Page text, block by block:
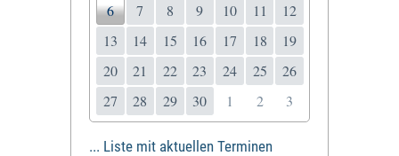
6
7 8 9 10 11
12
13
14 15 16 17 18
19
20
21 22 23 24 25
26
27
28 29 30 1 2 3
... Liste mit aktuellen Terminen